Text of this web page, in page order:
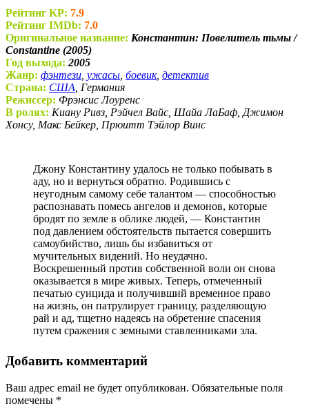
Рейтинг KP: 7.9
Рейтинг IMDb: 7.0
Оригинальное название: Константин: Повелитель тьмы /
Constantine (2005)
Год выхода: 2005
Жанр: фэнтези ужасы боевик, детектив
Страна: США , Германия
Режиссер: Фрэнсис Лоуренс
В ролях: Киану Ривз, Рэйчел Вайс, Шайа ЛаБаф, Джимон
Хонсу, Макс Бейкер, Прюитт Тэйлор Винс
Джону Константину удалось не только побывать в
аду, но и вернуться обратно. Родившись с
неугодным самому себе талантом — способностью
распознавать помесь ангелов и демонов, которые
бродят по земле в облике людей, — Константин
под давлением обстоятельств пытается совершить
самоубийство, лишь бы избавиться от
мучительных видений. Но неудачно.
Воскрешенный против собственной воли он снова
оказывается в мире живых. Теперь, отмеченный
печатью суицида и получивший временное право
на жизнь, он патрулирует границу, разделяющую
рай и ад, тщетно надеясь на обретение спасения
путем сражения с земными ставленниками зла.
Добавить комментарий
Ваш адрес email не будет опубликован. Обязательные поля
помечены *